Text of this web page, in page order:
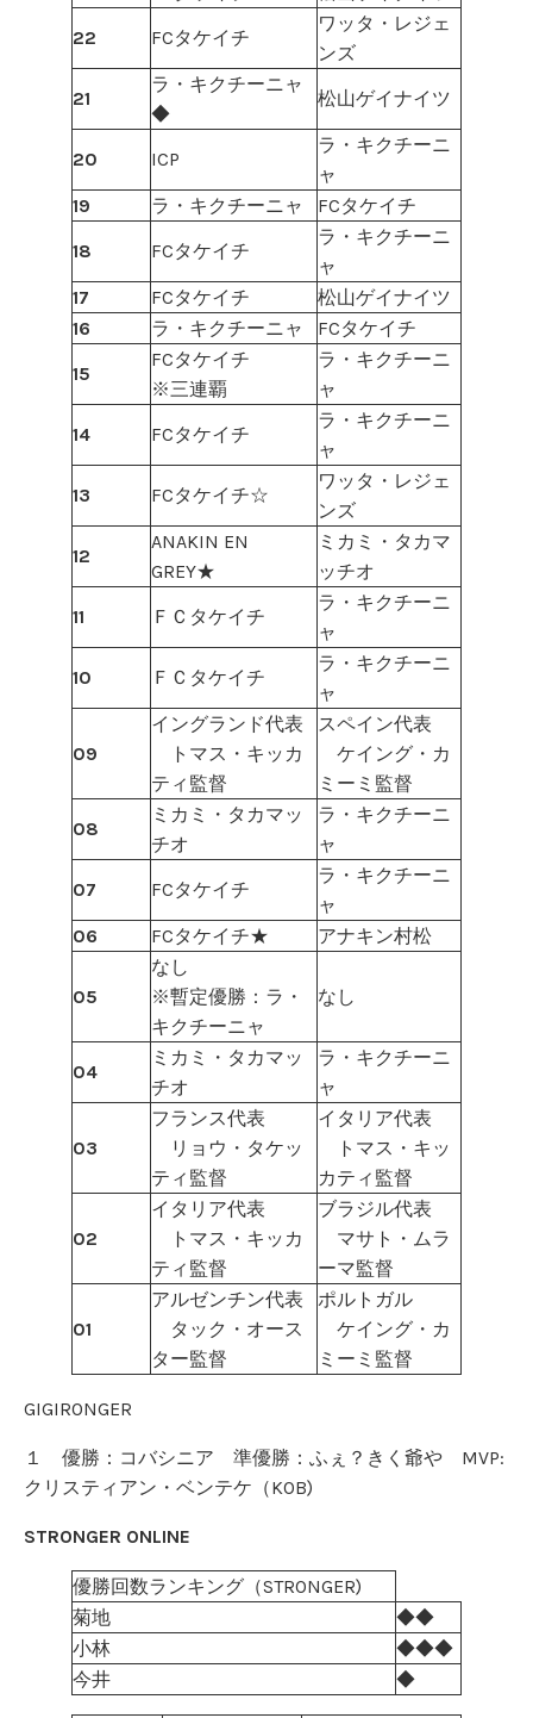
22
FCタケイチ
ワッタ・レジェ
ンズ
21
ラ・キクチーニャ
◆
松山ゲイナイツ
20 ICP
ラ・キクチーニ
ャ
19
ラ・キクチーニャ
FCタケイチ
18
FCタケイチ
ラ・キクチーニ
ャ
17
FCタケイチ
松山ゲイナイツ
16
ラ・キクチーニャ
FCタケイチ
15
FCタケイチ
※三連覇
ラ・キクチーニ
ャ
14
FCタケイチ
ラ・キクチーニ
ャ
13
FCタケイチ☆
ワッタ・レジェ
ンズ
12
ANAKIN EN
GREY★
ミカミ・タカマ
ッチオ
11
ＦＣタケイチ
ラ・キクチーニ
ャ
10
ＦＣタケイチ
ラ・キクチーニ
ャ
09
イングランド代表
トマス・キッカ
ティ監督
スペイン代表
ケイング・カ
ミーミ監督
08
ミカミ・タカマッ
チオ
ラ・キクチーニ
ャ
07
FCタケイチ
ラ・キクチーニ
ャ
06
FCタケイチ★ アナキン村松
05
なし
※暫定優勝：ラ・
キクチーニャ
なし
04
ミカミ・タカマッ
チオ
ラ・キクチーニ
ャ
03
フランス代表
リョウ・タケッ
ティ監督
イタリア代表
トマス・キッ
カティ監督
02
イタリア代表
トマス・キッカ
ティ監督
ブラジル代表
マサト・ムラ
ーマ監督
01
アルゼンチン代表
タック・オース
ター監督
ポルトガル
ケイング・カ
ミーミ監督
GIGIRONGER
１ 優勝：コバシニア 準優勝：ふぇ？きく爺や MVP:
クリスティアン・ベンテケ（KOB)
STRONGER ONLINE
優勝回数ランキング（STRONGER)
菊地
◆◆
小林
◆◆◆
今井
◆